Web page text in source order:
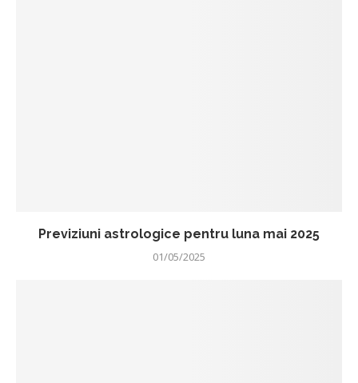
Previziuni astrologice pentru luna mai 2025
01/05/2025